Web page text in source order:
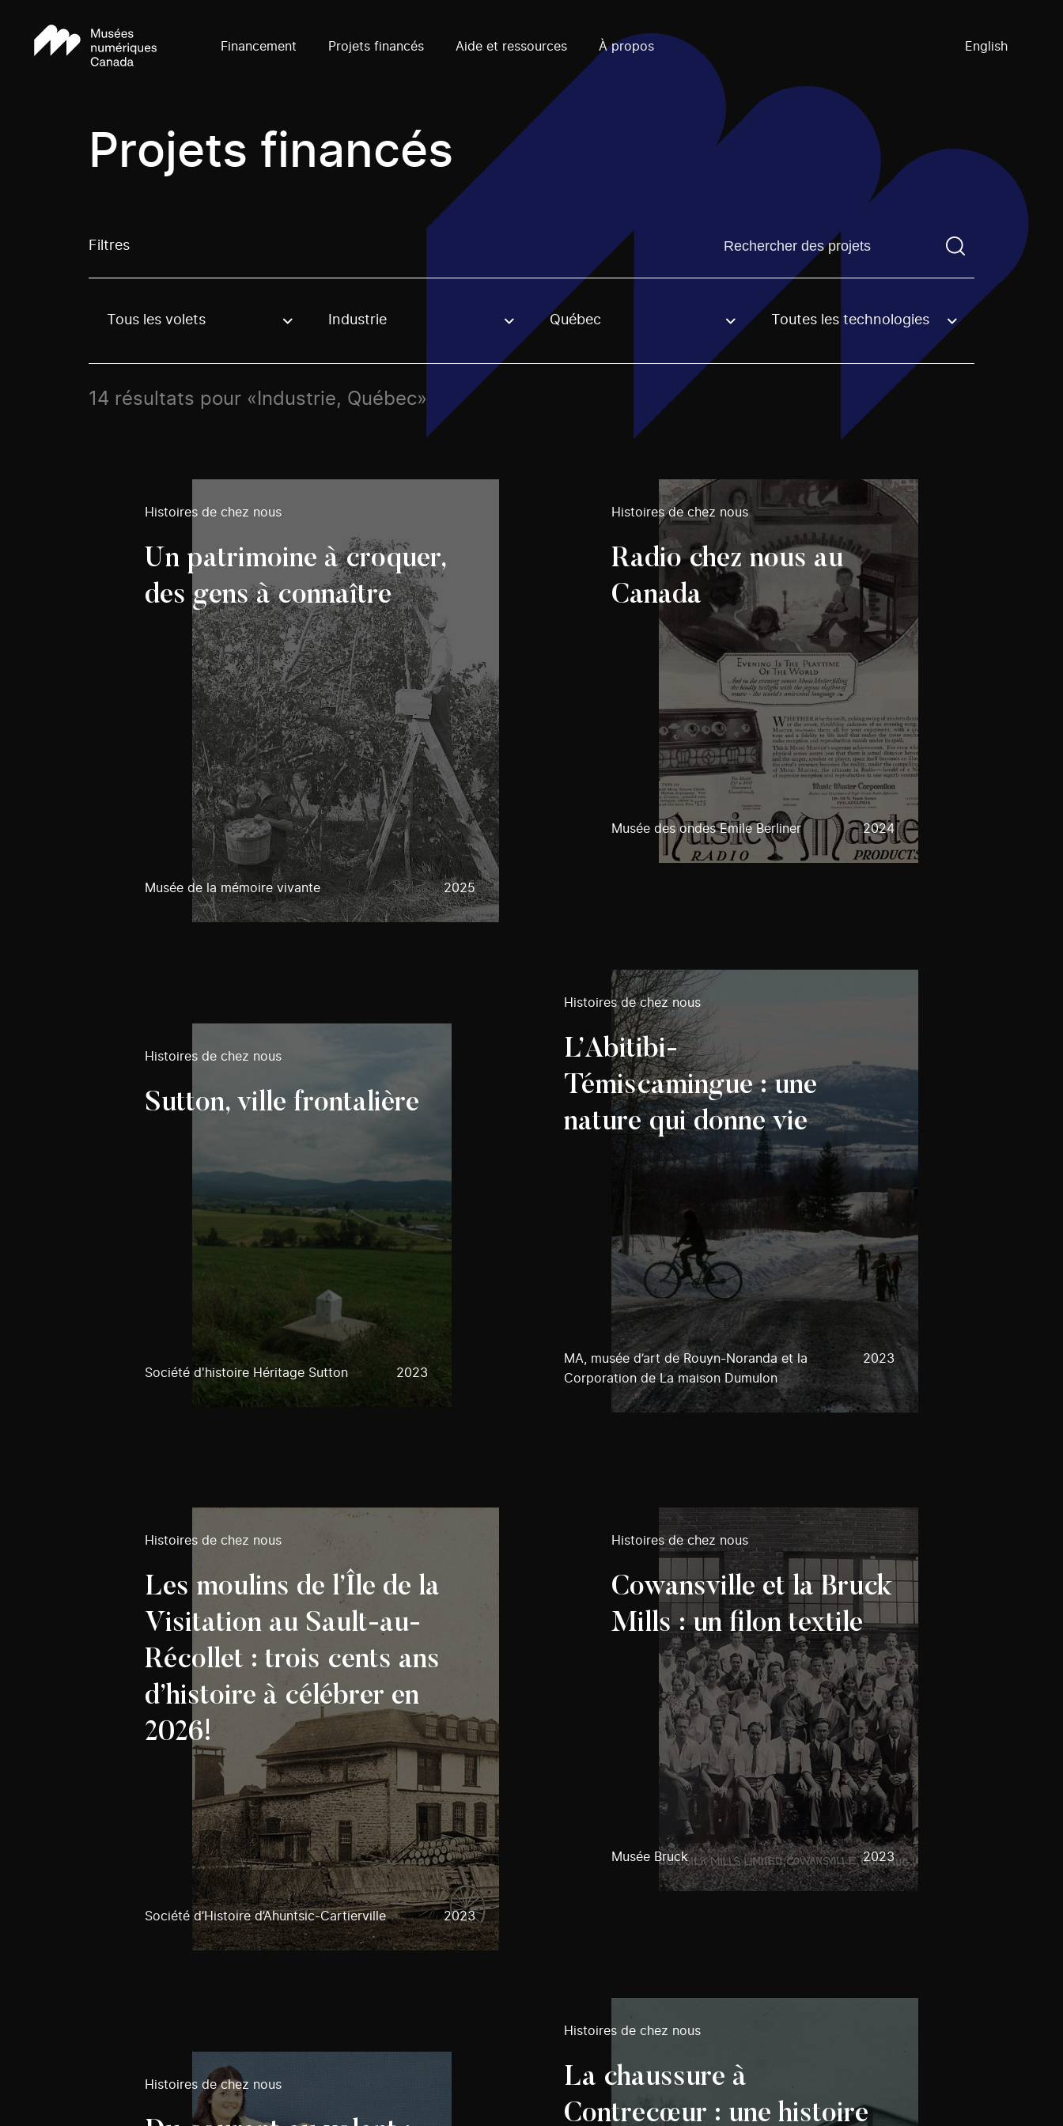
Financement Projets financés Aide et ressources À propos English
Projets financés
Filtres Trouvez un projetVous devez saisir un terme de
Use these options to filter projects by topic, stream or regon. The filter will be applied when selecting an option.
Tous les volets Industrie Québec Toutes les technologies
14 résultats pour «Industrie, Québec»
Histoires de chez nous
Un patrimoine à croquer,
des gens à connaître
Musée de la mémoire vivante 2025
Histoires de chez nous
Radio chez nous au
Canada
Musée des ondes Emile Berliner 2024
Histoires de chez nous
Sutton, ville frontalière
Société d'histoire Héritage Sutton 2023
Histoires de chez nous
L’Abitibi-
Témiscamingue : une
nature qui donne vie
MA, musée d’art de Rouyn-Noranda et la
Corporation de La maison Dumulon
2023
Histoires de chez nous
Les moulins de l’Île de la
Visitation au Sault-au-
Récollet : trois cents ans
d’histoire à célébrer en
2026!
Société d’Histoire d’Ahuntsic-Cartierville 2023
Histoires de chez nous
Cowansville et la Bruck
Mills : un filon textile
Musée Bruck 2023
Histoires de chez nous
Histoires de chez nous
La chaussure à
Contrecœur : une histoire